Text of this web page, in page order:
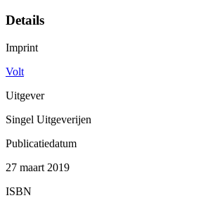
Details
Imprint
Volt
Uitgever
Singel Uitgeverijen
Publicatiedatum
27 maart 2019
ISBN